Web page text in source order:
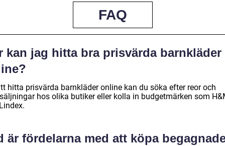
FAQ
kan jag hitta bra prisvärda barnkläder
hitta prisvärda barnkläder online kan du söka efter reor och
hos olika butiker eller kolla in budgetmärken som
är fördelarna med att köpa